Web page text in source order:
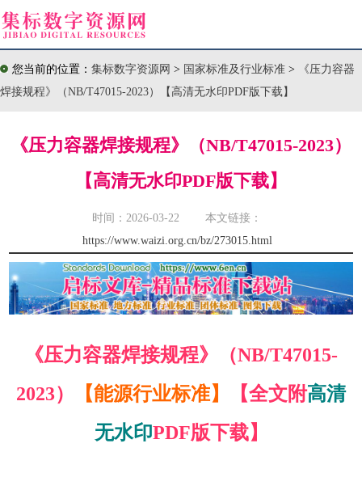
您当前的位置： 集标数字资源网 > 国家标准及行业标准 >
《压力容器
焊接规程》（NB/T47015-2023）【高清无水印PDF版下载】
《压力容器焊接规程》（NB/T47015-2023）
【高清无水印PDF版下载】
时间：2026-03-22 本文链接：
https://www.waizi.org.cn/bz/273015.html
《压力容器焊接规程》（NB/T47015-
2023）
【能源行业标准】 【全文附高清
无水印PDF版下载】